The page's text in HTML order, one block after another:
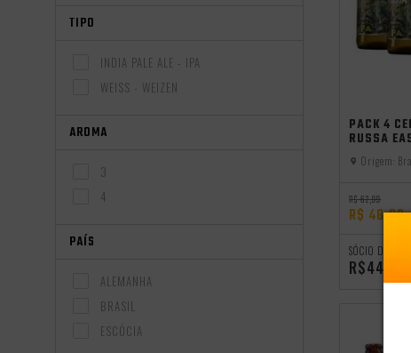
TIPO
INDIA PALE ALE - IPA
WEISS - WEIZEN
AROMA
3
4
PAÍS
ALEMANHA
BRASIL
ESCÓCIA
PACK 4
RUSSA
Origem:
R$ 62,99
R$ 48,99
SÓCIO DO
R$44,09